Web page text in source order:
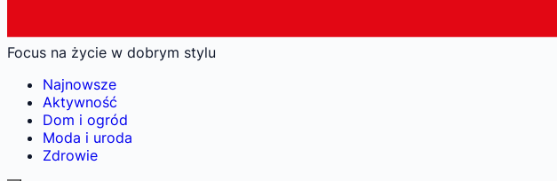
Focus na życie w dobrym stylu
Najnowsze
Aktywność
Dom i ogród
Moda i uroda
Zdrowie